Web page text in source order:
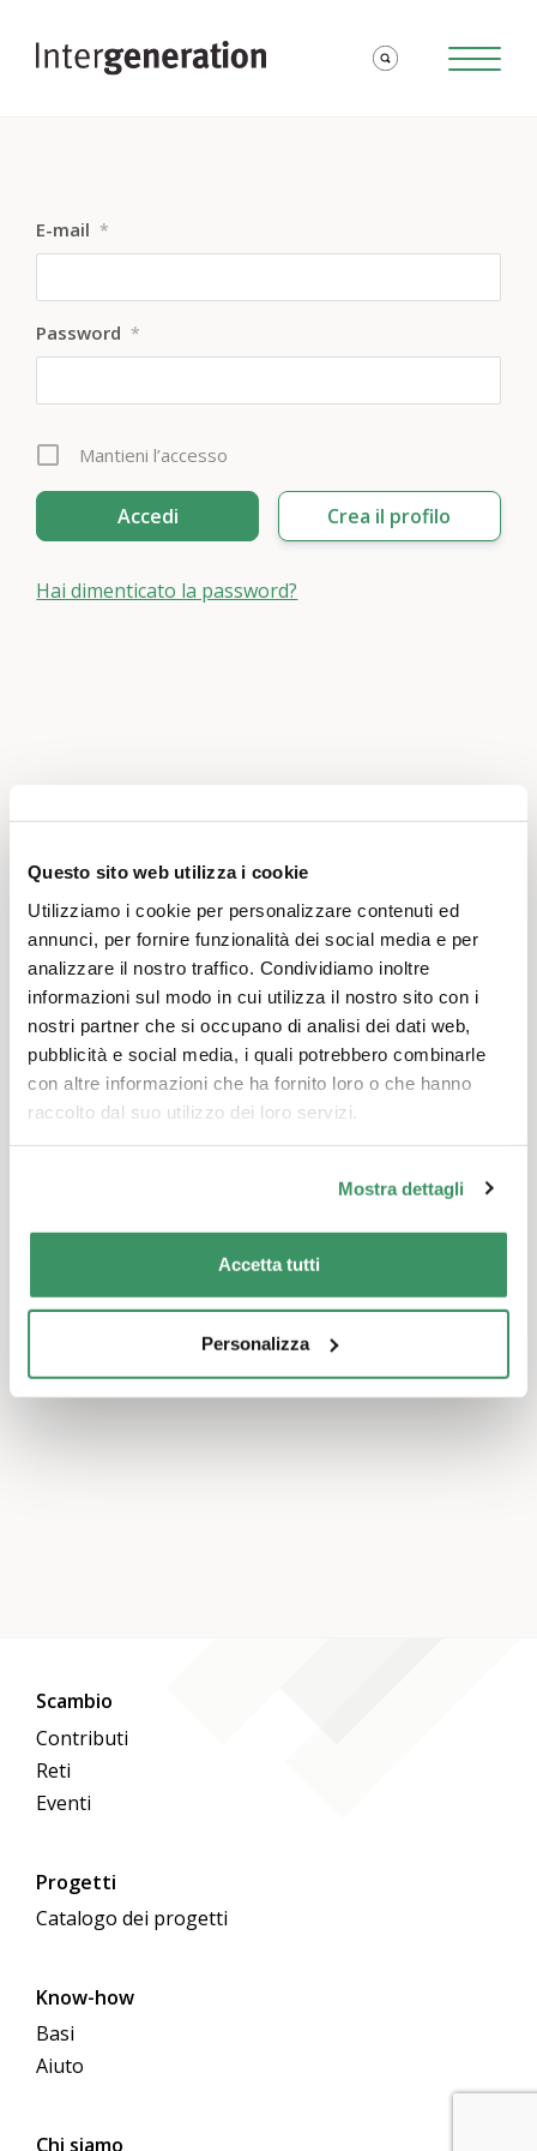
Questo sito web utilizza i cookie
Utilizziamo i cookie per personalizzare contenuti ed
annunci, per fornire funzionalità dei social media e per
analizzare il nostro traffico. Condividiamo inoltre
informazioni sul modo in cui utilizza il nostro sito con i
nostri partner che si occupano di analisi dei dati web,
pubblicità e social media, i quali potrebbero combinarle
con altre informazioni che ha fornito loro o che hanno
raccolto dal suo utilizzo dei loro servizi.
Mostra dettagli
Accetta tutti
Personalizza
E-mail *
Password *
Mantieni l’accesso
Crea il profilo
Hai dimenticato la password?
Scambio
Contributi
Reti
Eventi
Progetti
Catalogo dei progetti
Know-how
Basi
Aiuto
Chi siamo